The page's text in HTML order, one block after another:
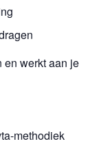
en werkt aan je
methodiek